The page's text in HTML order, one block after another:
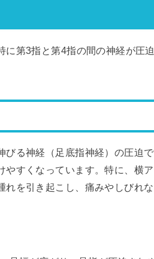
に第3指と第4指の間の神経が圧
る神経（足底指神経）の圧迫
やすくなっています。特に、横
を引き起こし、痛みやしびれな